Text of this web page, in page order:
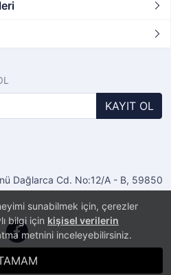
sunabilmek için, çerezler
bilgi için kişisel verilerin
metnini inceleyebilirsiniz.
KAYIT OL
Dağlarca Cd. No:12/A - B, 59850
Sistemi